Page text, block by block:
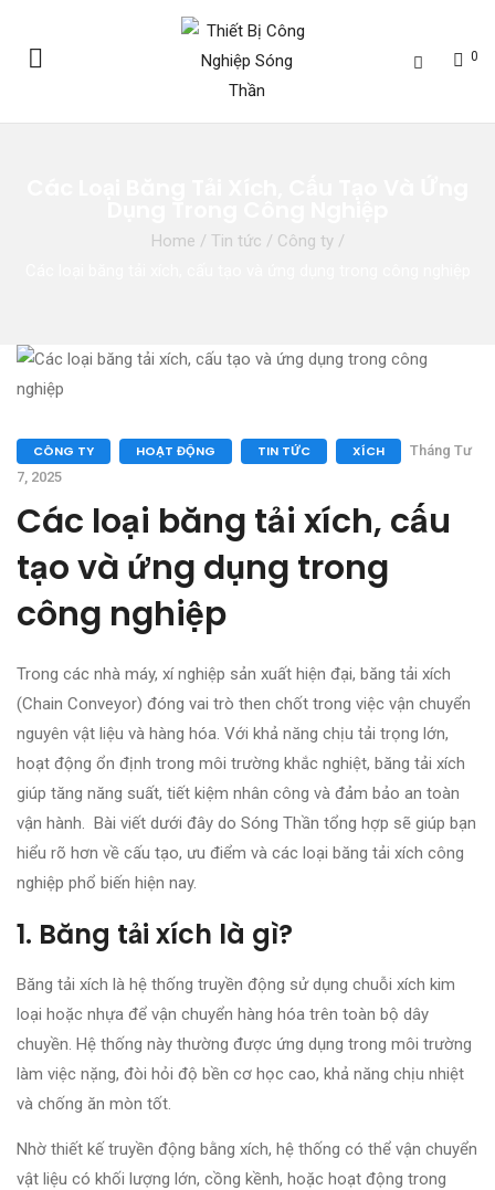
0
Home / Tin tức / Công ty/
CÔNG TY HOẠT ĐỘNG TIN TỨC XÍCH
Tháng Tư
7, 2025
Các loại băng tải xích, cấu
tạo và ứng dụng trong
công nghiệp
Trong các nhà máy, xí nghiệp sản xuất hiện đại, băng tải xích
(Chain Conveyor) đóng vai trò then chốt trong việc vận chuyển
nguyên vật liệu và hàng hóa. Với khả năng chịu tải trọng lớn,
hoạt động ổn định trong môi trường khắc nghiệt, băng tải xích
giúp tăng năng suất, tiết kiệm nhân công và đảm bảo an toàn
vận hành. Bài viết dưới đây do Sóng Thần tổng hợp sẽ giúp bạn
hiểu rõ hơn về cấu tạo, ưu điểm và các loại băng tải xích công
nghiệp phổ biến hiện nay.
1. Băng tải xích là gì?
Băng tải xích là hệ thống truyền động sử dụng chuỗi xích kim
loại hoặc nhựa để vận chuyển hàng hóa trên toàn bộ dây
chuyền. Hệ thống này thường được ứng dụng trong môi trường
làm việc nặng, đòi hỏi độ bền cơ học cao, khả năng chịu nhiệt
và chống ăn mòn tốt.
Nhờ thiết kế truyền động bằng xích, hệ thống có thể vận chuyển
vật liệu có khối lượng lớn, cồng kềnh, hoặc hoạt động trong